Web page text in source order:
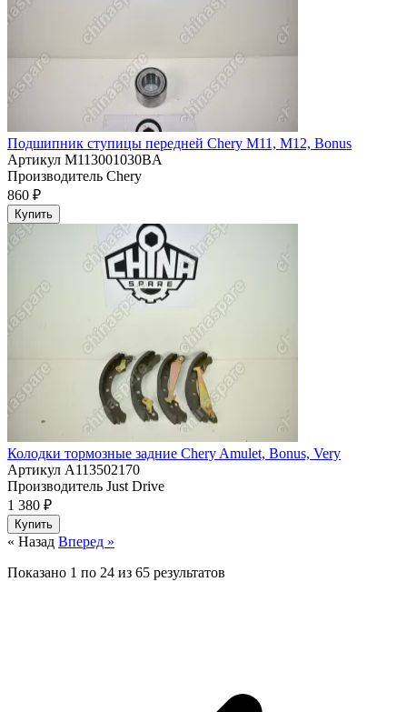
Подшипник ступицы передней Chery M11, M12, Bonus
Артикул M113001030BA
Производитель Chery
860 ₽
Купить
Колодки тормозные задние Chery Amulet, Bonus, Very
Артикул A113502170
Производитель Just Drive
1 380 ₽
Купить
« Назад Вперед »
Показано 1 по 24 из 65 результатов